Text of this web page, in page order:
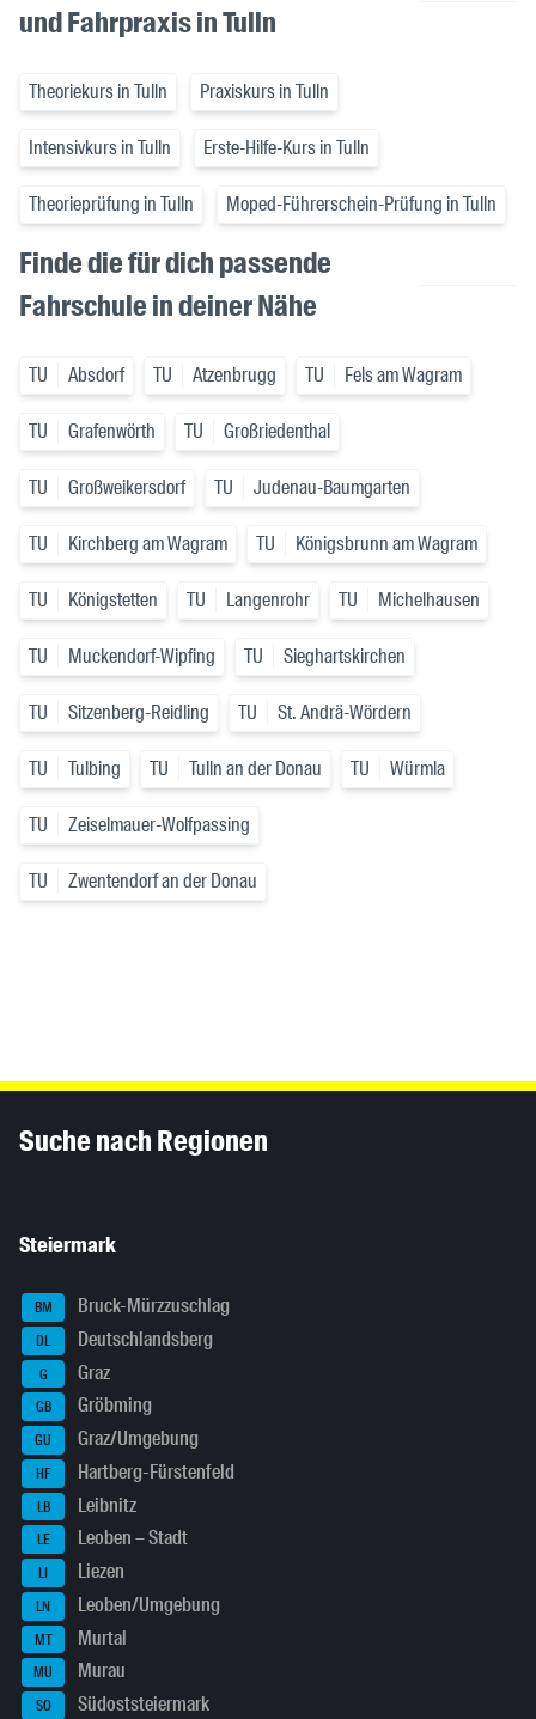
und Fahrpraxis in Tulln
Theoriekurs in Tulln Praxiskurs in Tulln
Intensivkurs in Tulln Erste-Hilfe-Kurs in Tulln
Theorieprüfung in Tulln Moped-Führerschein-Prüfung in Tulln
Finde die für dich passende
Fahrschule in deiner Nähe
TU Absdorf TU Atzenbrugg TU Fels am Wagram
TU Grafenwörth TU Großriedenthal
TU Großweikersdorf TU Judenau-Baumgarten
TU Kirchberg am Wagram TU Königsbrunn am Wagram
TU Königstetten TU Langenrohr TU Michelhausen
TU Muckendorf-Wipfing TU Sieghartskirchen
TU Sitzenberg-Reidling TU St. Andrä-Wördern
TU Tulbing TU Tulln an der Donau TU Würmla
TU Zeiselmauer-Wolfpassing
TU Zwentendorf an der Donau
Suche nach Regionen
Steiermark
BM Bruck-Mürzzuschlag
DL Deutschlandsberg
G Graz
GB Gröbming
GU Graz/Umgebung
HF Hartberg-Fürstenfeld
LB Leibnitz
LE Leoben – Stadt
LI Liezen
LN Leoben/Umgebung
MT Murtal
MU Murau
SO Südoststeiermark